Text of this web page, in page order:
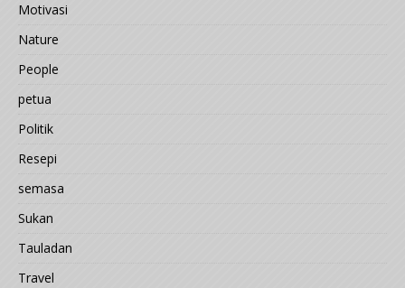
Motivasi
Nature
People
petua
Politik
Resepi
semasa
Sukan
Tauladan
Travel